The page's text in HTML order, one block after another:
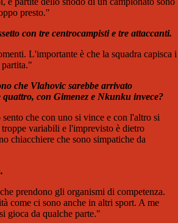
presto."
con tre centrocampisti e tre attaccanti.
L'importante è che la squadra capisca i
che Vlahovic sarebbe arrivato
con Gimenez e Nkunku invece?
che con uno si vince e con l'altro si
variabili e l'imprevisto è dietro
chiacchiere che sono simpatiche da
prendono gli organismi di competenza.
come ci sono anche in altri sport. A me
gioca da qualche parte."